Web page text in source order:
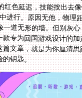
的钥匙。